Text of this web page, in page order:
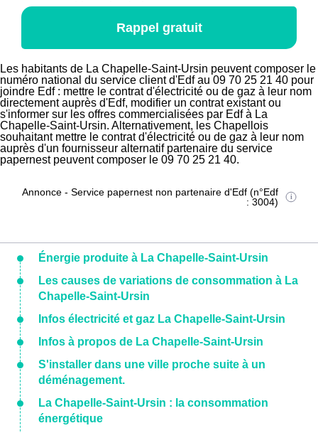
Rappel gratuit
Les habitants de La Chapelle-Saint-Ursin peuvent composer le
numéro national du service client d'Edf au 09 70 25 21 40 pour
joindre Edf : mettre le contrat d'électricité ou de gaz à leur nom
directement auprès d'Edf, modifier un contrat existant ou
s'informer sur les offres commercialisées par Edf à La
Chapelle-Saint-Ursin. Alternativement, les Chapellois
souhaitant mettre le contrat d'électricité ou de gaz à leur nom
auprès d'un fournisseur alternatif partenaire du service
papernest peuvent composer le 09 70 25 21 40.
Annonce - Service papernest non partenaire d'Edf (n°Edf
: 3004)
Énergie produite à La Chapelle-Saint-Ursin
Les causes de variations de consommation à La
Chapelle-Saint-Ursin
Infos électricité et gaz La Chapelle-Saint-Ursin
Infos à propos de La Chapelle-Saint-Ursin
S'installer dans une ville proche suite à un
déménagement.
La Chapelle-Saint-Ursin : la consommation
énergétique